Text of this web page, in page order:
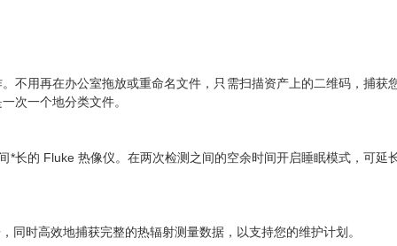
不用再在办公室拖放或重命名文件，只需扫描资产上的二维码，捕获
次一个地分类文件。
长的 Fluke 热像仪。在两次检测之间的空余时间开启睡眠模式，可延
时高效地捕获完整的热辐射测量数据，以支持您的维护计划。